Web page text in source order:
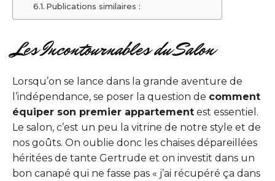
Publications similaires :
Les Incontournables du Salon
Lorsqu’on se lance dans la grande aventure de
l’indépendance, se poser la question de comment
équiper son premier appartement est essentiel.
Le salon, c’est un peu la vitrine de notre style et de
nos goûts. On oublie donc les chaises dépareillées
héritées de tante Gertrude et on investit dans un
bon canapé qui ne fasse pas « j’ai récupéré ça dans